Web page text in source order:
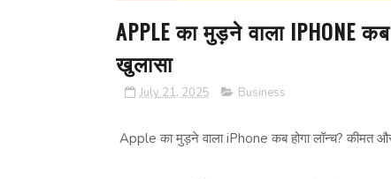
APPLE का मुड़ने वाला IPHONE
खुलासा
July 21, 2025 Business
Apple का मुड़ने वाला iPhone कब होगा लॉन्च? कीमत